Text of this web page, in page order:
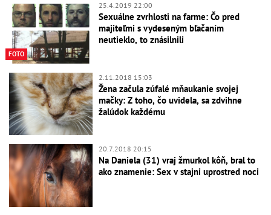
FOTO
25.4.2019 22:00
Sexuálne zvrhlosti na farme: Čo pred
majiteľmi s vydeseným bľačaním
neutieklo, to znásilnili
2.11.2018 15:03
Žena začula zúfalé mňaukanie svojej
mačky: Z toho, čo uvidela, sa zdvihne
žalúdok každému
20.7.2018 20:15
Na Daniela (31) vraj žmurkol kôň, bral to
ako znamenie: Sex v stajni uprostred noci